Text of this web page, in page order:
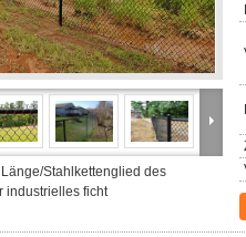
Stahlkettenglied des
industrielles ficht